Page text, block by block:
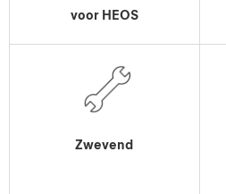
voor HEOS
Zwevend